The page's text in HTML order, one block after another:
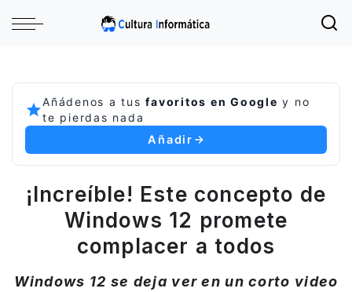
Añádenos a tusfavoritos en Google y no
te pierdas nada
Añadir
¡Increíble! Este concepto de
Windows 12 promete
complacer a todos
Windows 12 se deja ver en un corto video